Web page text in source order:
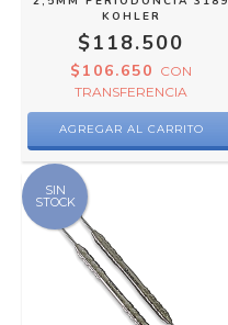
KOHLER
$118.500
$106.650 CON
TRANSFERENCIA
SIN
STOCK